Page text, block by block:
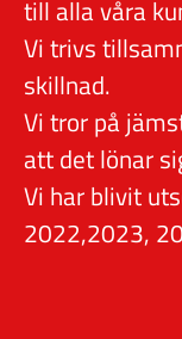
till alla våra
Vi trivs
skillnad.
Vi tror på
att det lönar
Vi har blivit
2022,2023,